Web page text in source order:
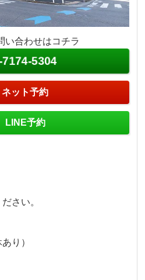
い合わせはコチラ
7174-5304
ネット予約
LINE予約
さい。
り）